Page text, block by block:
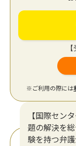
※ご利用の際には
【国際セン
題の解決を
験を持つ弁